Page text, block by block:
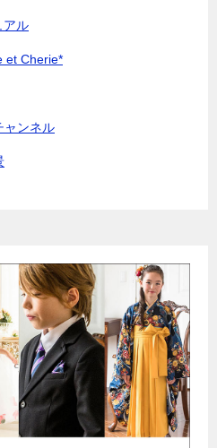
アル
et Cherie*
ャンネル